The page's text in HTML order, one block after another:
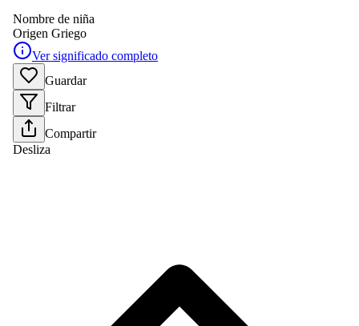
Nombre de niña
Origen Griego
Ver significado completo
Guardar
Filtrar
Compartir
Desliza